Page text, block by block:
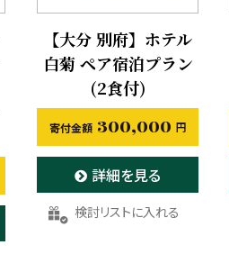
【大分 別府】ホテル
白菊 ペア宿泊プラン
(2食付)
300,000
詳細を見る
お気に入りに登録する